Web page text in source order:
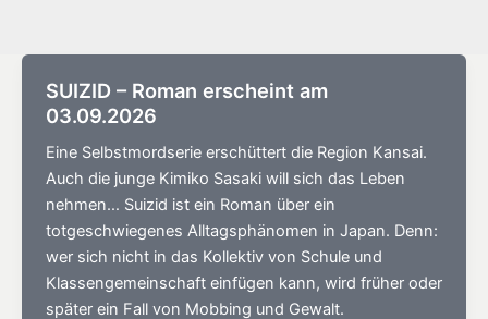
SUIZID – Roman erscheint am
03.09.2026
Eine Selbstmordserie erschüttert die Region Kansai.
Auch die junge Kimiko Sasaki will sich das Leben
nehmen… Suizid ist ein Roman über ein
totgeschwiegenes Alltagsphänomen in Japan. Denn:
wer sich nicht in das Kollektiv von Schule und
Klassengemeinschaft einfügen kann, wird früher oder
später ein Fall von Mobbing und Gewalt.